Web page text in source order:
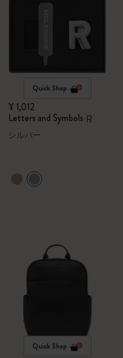
Quick Shop
¥ 1,012
Letters and Symbols R
シルバー
Quick Shop